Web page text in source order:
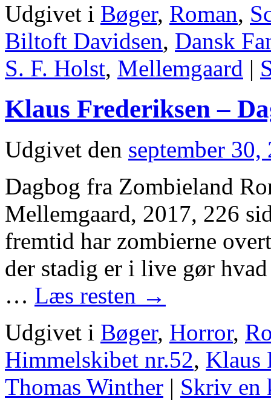
Udgivet i Bøger, Roman,
Biltoft Davidsen, Dansk
S. F. Holst, Mellemgaard |
Klaus Frederiksen –
Udgivet den september 30,
Dagbog fra Zombieland
Mellemgaard, 2017, 226
fremtid har zombierne
der stadig er i live gør
… Læs resten →
Udgivet i Bøger, Horror,
Himmelskibet nr.52, Klaus
Thomas Winther | Skriv en